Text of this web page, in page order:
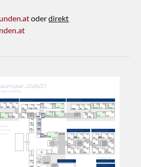
oderdirekt